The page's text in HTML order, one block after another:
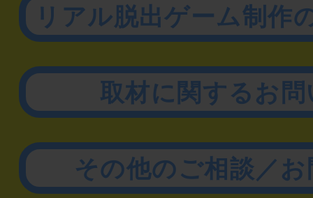
リアル脱出ゲーム制作
取材に関するお
その他のご相談／